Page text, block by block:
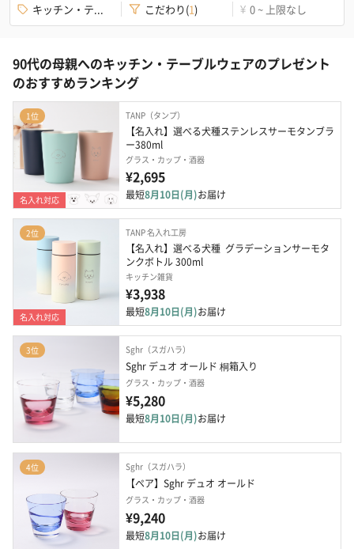
キッチン・テ... こだわり(1) ¥ 0 ~ 上限なし
90代の母親へのキッチン・テーブルウェアのプレゼント
のおすすめランキング
1位
名入れ対応
TANP（タンプ）
【名入れ】選べる犬種ステンレスサーモタンブラ
ー380ml
グラス・カップ・酒器
¥2,695
最短8月10日(月)お届け
2位
名入れ対応
TANP 名入れ工房
【名入れ】選べる犬種  グラデーションサーモタ
ンクボトル 300ml
キッチン雑貨
¥3,938
最短8月10日(月)お届け
3位 Sghr（スガハラ）
Sghr デュオ オールド 桐箱入り
グラス・カップ・酒器
¥5,280
最短8月10日(月)お届け
4位 Sghr（スガハラ）
【ペア】Sghr デュオ オールド
グラス・カップ・酒器
¥9,240
最短8月10日(月)お届け